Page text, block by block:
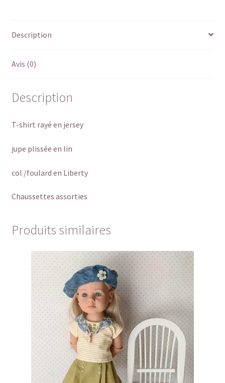
Description
Avis (0)
Description
T-shirt rayé en jersey
jupe plissée en lin
col /foulard en Liberty
Chaussettes assorties
Produits similaires